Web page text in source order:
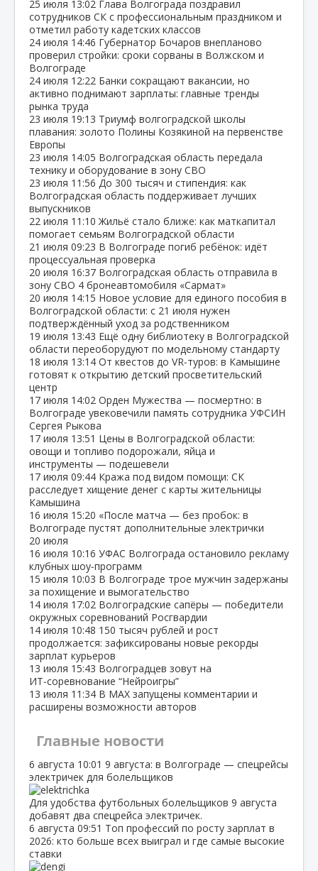
25 июля 13:02 Глава Волгограда поздравил
сотрудников СК с профессиональным праздником и
отметил работу кадетских классов
24 июля 14:46 Губернатор Бочаров внепланово
проверил стройки: сроки сорваны в Волжском и
Волгограде
24 июля 12:22 Банки сокращают вакансии, но
активно поднимают зарплаты: главные тренды
рынка труда
23 июля 19:13 Триумф волгоградской школы
плавания: золото Полины Козякиной на первенстве
Европы
23 июля 14:05 Волгоградская область передала
технику и оборудование в зону СВО
23 июля 11:56 До 300 тысяч и стипендия: как
Волгоградская область поддерживает лучших
выпускников
22 июля 11:10 Жильё стало ближе: как маткапитал
помогает семьям Волгоградской области
21 июля 09:23 В Волгограде погиб ребёнок: идёт
процессуальная проверка
20 июля 16:37 Волгоградская область отправила в
зону СВО 4 бронеавтомобиля «Сармат»
20 июля 14:15 Новое условие для единого пособия в
Волгоградской области: с 21 июля нужен
подтверждённый уход за родственником
19 июля 13:43 Ещё одну библиотеку в Волгоградской
области переоборудуют по модельному стандарту
18 июля 13:14 От квестов до VR‑туров: в Камышине
готовят к открытию детский просветительский
центр
17 июля 14:02 Орден Мужества — посмертно: в
Волгограде увековечили память сотрудника УФСИН
Сергея Рыкова
17 июля 13:51 Цены в Волгоградской области:
овощи и топливо подорожали, яйца и
инструменты — подешевели
17 июля 09:44 Кража под видом помощи: СК
расследует хищение денег с карты жительницы
Камышина
16 июля 15:20 «После матча — без пробок: в
Волгограде пустят дополнительные электрички
20 июля
16 июля 10:16 УФАС Волгограда остановило рекламу
клубных шоу‑программ
15 июля 10:03 В Волгограде трое мужчин задержаны
за похищение и вымогательство
14 июля 17:02 Волгоградские сапёры — победители
окружных соревнований Росгвардии
14 июля 10:48 150 тысяч рублей и рост
продолжается: зафиксированы новые рекорды
зарплат курьеров
13 июля 15:43 Волгоградцев зовут на
ИТ‑соревнование “Нейроигры”
13 июля 11:34 В МАХ запущены комментарии и
расширены возможности авторов
Главные новости
6 августа 10:01 9 августа: в Волгограде — спецрейсы
электричек для болельщиков
Для удобства футбольных болельщиков 9 августа
добавят два спецрейса электричек.
6 августа 09:51 Топ профессий по росту зарплат в
2026: кто больше всех выиграл и где самые высокие
ставки